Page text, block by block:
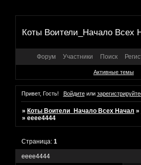
Коты Воители_Начало Всех
Форум Участники Поиск
Активные темы
Привет, Гость! Войдитеили
»Коты Воители_Начало Всех Начал »
»ееее4444
ееее4444
Страница:1